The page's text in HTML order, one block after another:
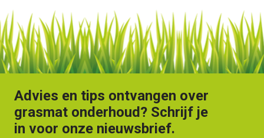
Advies en tips ontvangen over
grasmat onderhoud? Schrijf je
in voor onze nieuwsbrief.